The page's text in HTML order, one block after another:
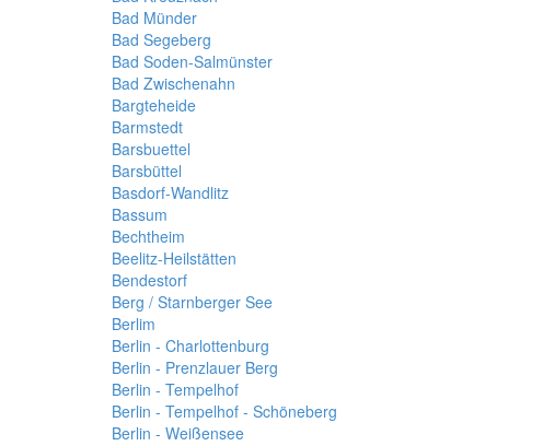
Bad Münder
Bad Segeberg
Bad Soden-Salmünster
Bad Zwischenahn
Bargteheide
Barmstedt
Barsbuettel
Barsbüttel
Basdorf-Wandlitz
Bassum
Bechtheim
Beelitz-Heilstätten
Bendestorf
Berg / Starnberger See
Berlim
Berlin - Charlottenburg
Berlin - Prenzlauer Berg
Berlin - Tempelhof
Berlin - Tempelhof - Schöneberg
Berlin - Weißensee